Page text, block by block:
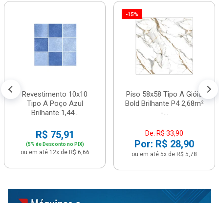
Revestimento 10x10
Tipo A Poço Azul
Brilhante 1,44...
R$ 75,91
(5% de Desconto no PIX)
ou em até 12x de R$ 6,66
-15%
Piso 58x58 Tipo A Gióia
Bold Brilhante P4 2,68m²
-...
De: R$ 33,90
Por: R$ 28,90
ou em até 5x de R$ 5,78